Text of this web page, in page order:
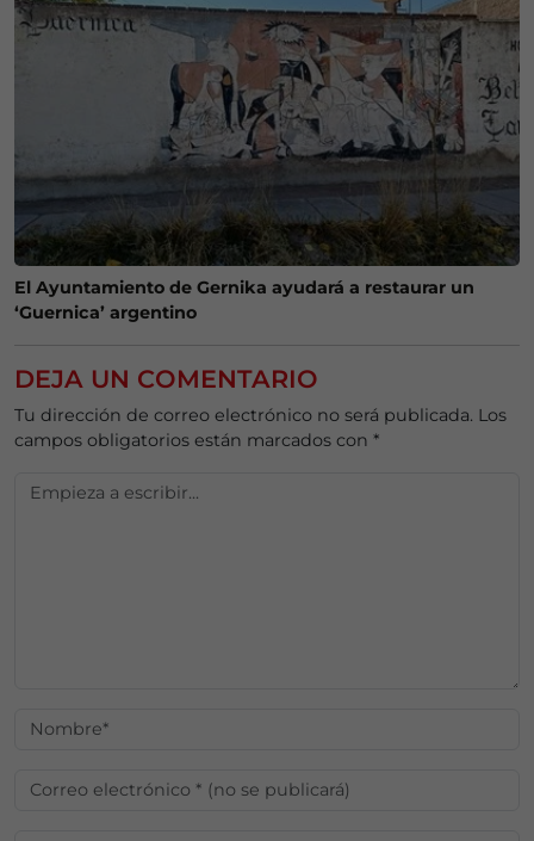
El Ayuntamiento de Gernika ayudará a restaurar un
‘Guernica’ argentino
DEJA UN COMENTARIO
Tu dirección de correo electrónico no será publicada. Los
campos obligatorios están marcados con *